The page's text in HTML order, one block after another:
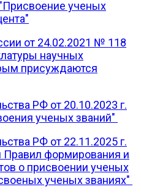
ученых
от 24.02.2021 № 118
научных
присуждаются
РФ от 20.10.2023 г.
ученых званий"
РФ от 22.11.2025 г.
формирования и
о присвоении ученых
ученых званиях"